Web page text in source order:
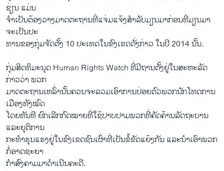
ລາຍງານ
ພາສາຕ່າງໆ
ຊ່ຽນ ແມ່ນ
ຈໍາ​ເປັນ​ຕ້ອງວາງມາດຕະຖານ​ທີ່​ແຈ່ມ​ແຈ້ງສໍາລັບ​ມຽນມາ​ກ່ອນ​ທີ່​ມຽນມາ​
ຈະ​ເປັນ​ປະ
ທານ​ຂອງ​ກຸ່ມຈັດ​ຕັ້ງ 10 ປະ​ເທດ​ໃນ​ຂົງ​ເຂດດັ່ງກ່າວ ​ໃນ​ປີ 2014 ນັ້ນ.
ກຸ່ມ​ສິດທິ​ມະນຸດ​ Human Rights Watch ທີ່​ມີ​ຖານ​ຕັ້ງ​ຢູ່​ໃນ​ສະຫະລັດ​
ກ່າວ​ວ່າ ພວກ
ມາດຕະຖານ​ເຫລົ່າ​ນັ້ນຄວນ​ຈະ​ລວມ​ເອົາ​ການ​ປ່ອຍ​ຕົວ​ພວກ​ນັກ​ໂທດ​ການ​
ເມືອງ​ທັງ​ໝົດ
ໂດຍທັນທີ ຍົກ​ເລີກ​ກົດໝາຍ​ທີ່​ໃຊ້​ປາບ​ປາມ​ພວກ​ທີ່​ຄັດຄ້ານ​ລັດຖະບານ ​
ແລະ​ຍຸຕິ​ການ
ກະທໍາ​ຮຸນ​ແຮງ​ຢູ່​ໃນ​ຂົງ​ເຂດ​ຊົນ​ເຜົ່າ​ທີ່​ເປັນ​ຂໍ້​ຂັດ​ແຍ້​ງກັນ​ ແລະນໍາ​ເອົາ​ພວກ
ກໍ່​ອາດຊະຍາ​
ກໍາ​ສົງຄາມມາ​ດໍາ​ເນີນ​ຄະດີ.